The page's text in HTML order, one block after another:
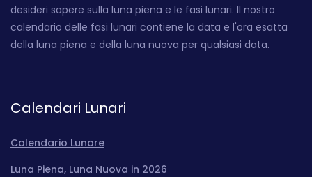
desideri sapere sulla luna piena e le fasi lunari. Il nostro
calendario delle fasi lunari contiene la data e l'ora esatta
della luna piena e della luna nuova per qualsiasi data.
Calendari Lunari
Calendario Lunare
Luna Piena, Luna Nuova in 2026